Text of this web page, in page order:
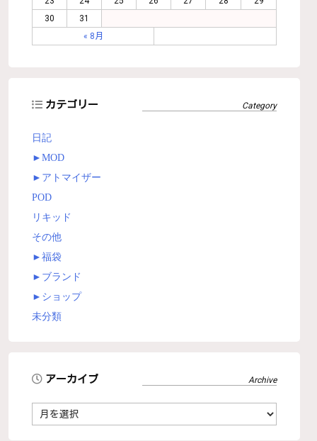
30
31
« 8月
カテゴリー
日記
► MOD
► アトマイザー
POD
リキッド
その他
► 福袋
► ブランド
► ショップ
未分類
アーカイブ
ー